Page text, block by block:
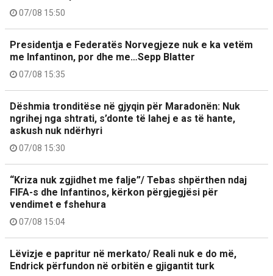
07/08 15:50
Presidentja e Federatës Norvegjeze nuk e ka vetëm
me Infantinon, por dhe me…Sepp Blatter
07/08 15:35
Dëshmia tronditëse në gjyqin për Maradonën: Nuk
ngrihej nga shtrati, s’donte të lahej e as të hante,
askush nuk ndërhyri
07/08 15:30
“Kriza nuk zgjidhet me falje”/ Tebas shpërthen ndaj
FIFA-s dhe Infantinos, kërkon përgjegjësi për
vendimet e fshehura
07/08 15:04
Lëvizje e papritur në merkato/ Reali nuk e do më,
Endrick përfundon në orbitën e gjigantit turk